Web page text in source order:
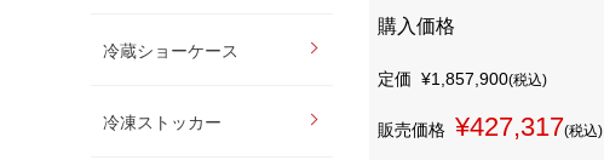
冷蔵ショーケース
冷凍ストッカー
購入価格
定価 ¥1,857,900(税込)
販売価格 ¥427,317(税込)